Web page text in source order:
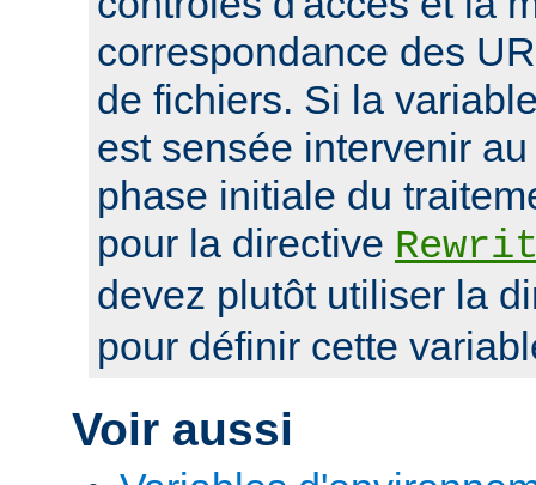
correspondance des
de fichiers. Si la
est sensée intervenir
phase initiale du
pour la directive
devez plutôt utiliser la
pour définir cette
Voir aussi